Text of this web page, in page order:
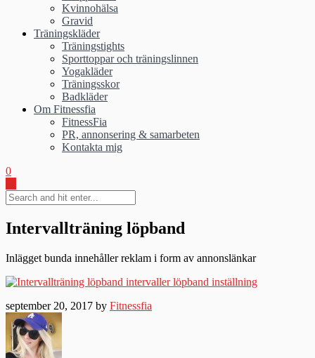
Kvinnohälsa
Gravid
Träningskläder
Träningstights
Sporttoppar och träningslinnen
Yogakläder
Träningsskor
Badkläder
Om Fitnessfia
FitnessFia
PR, annonsering & samarbeten
Kontakta mig
0
Intervallträning löpband
Inlägget bunda innehåller reklam i form av annonslänkar
september 20, 2017 by Fitnessfia